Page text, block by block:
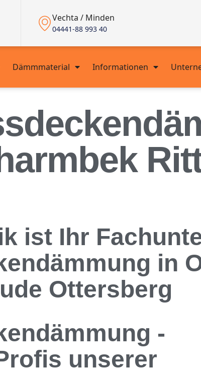
Vechta / Minden
04441-88 993 40
Dämmmaterial Informationen
ist Ihr
in
Ottersberg
-
unserer